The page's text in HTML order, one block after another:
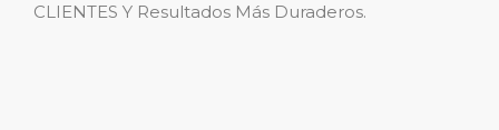
CLIENTES Y Resultados Más Duraderos.